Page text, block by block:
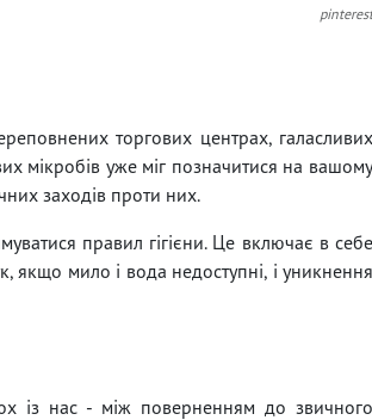
pinterest
торгових центрах, галасливих
мікробів уже міг позначитися на вашому
заходів проти них.
правил гігієни. Це включає в себе
якщо мило і вода недоступні, і уникнення
із нас - між поверненням до звичного